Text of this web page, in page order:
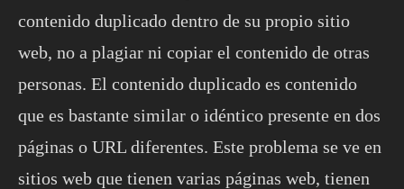
contenido duplicado dentro de su propio sitio
web, no a plagiar ni copiar el contenido de otras
personas. El contenido duplicado es contenido
que es bastante similar o idéntico presente en dos
páginas o URL diferentes. Este problema se ve en
sitios web que tienen varias páginas web, tienen